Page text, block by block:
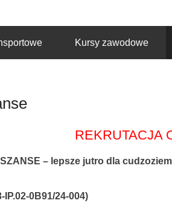
Kursy zawodowe
REKRUTACJA
SZANSE – lepsze jutro dla
IP.02-0B91/24-004)